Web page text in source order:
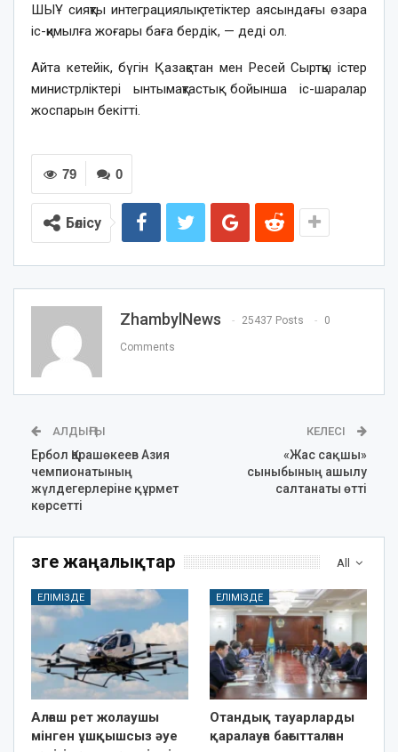
ШЫҰ сияқты интеграциялық тетіктер аясындағы өзара
іс-қимылға жоғары баға бердік, — деді ол.
Айта кетейік, бүгін Қазақстан мен Ресей Сыртқы істер
министрліктері ынтымақтастық бойынша іс-шаралар
жоспарын бекітті.
0
79
Бөлісу
ZhambylNews 25437 Posts 0
Comments
АЛДЫҢҒЫ
Ербол Қарашөкеев Азия
чемпионатының
жүлдегерлеріне құрмет
көрсетті
КЕЛЕСІ
«Жас сақшы»
сыныбының ашылу
салтанаты өтті
All
Өзге жаңалықтар
ЕЛІМІЗДЕ
Алғаш рет жолаушы
мінген ұшқышсыз әуе
ЕЛІМІЗДЕ
Отандық тауарларды
қаралауға бағытталған